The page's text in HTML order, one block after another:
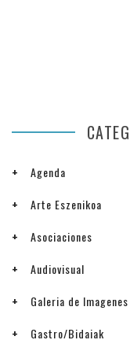
Agenda
Arte Eszenikoa
Asociaciones
Audiovisual
Galeria de Imagenes
Gastro/Bidaiak